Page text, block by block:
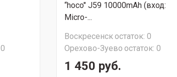
0
“hoco" J59 10000mAh (вход:
Micro-...
Воскресенскостаток: 0
Орехово-Зуево остаток: 0
1 450 руб.